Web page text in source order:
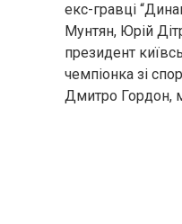
екс-гравці
Мунтян, Юрій
президент
чемпіонка зі
Дмитро Гордон,